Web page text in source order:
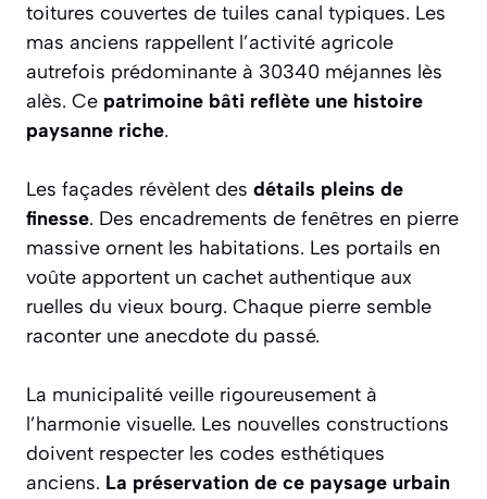
toitures couvertes de tuiles canal typiques. Les
mas anciens rappellent l’activité agricole
autrefois prédominante à 30340 méjannes lès
alès. Ce patrimoine bâti reflète une histoire
paysanne riche.
Les façades révèlent des détails pleins de
finesse. Des encadrements de fenêtres en pierre
massive ornent les habitations. Les portails en
voûte apportent un cachet authentique aux
ruelles du vieux bourg. Chaque pierre semble
raconter une anecdote du passé.
La municipalité veille rigoureusement à
l’harmonie visuelle. Les nouvelles constructions
doivent respecter les codes esthétiques
anciens. La préservation de ce paysage urbain